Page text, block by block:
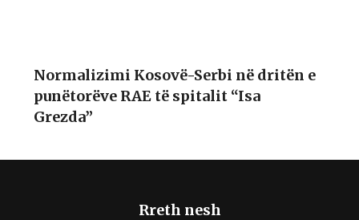
Normalizimi Kosovë-Serbi në dritën e
punëtorëve RAE të spitalit “Isa
Grezda”
Rreth nesh